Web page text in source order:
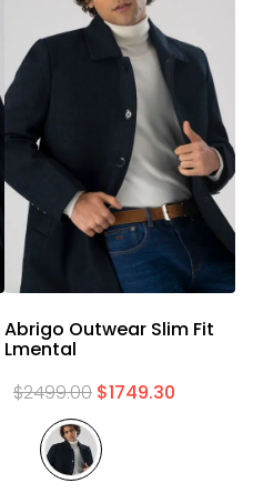
Abrigo Outwear Slim Fit
Lmental
$2499.00 $1749.30